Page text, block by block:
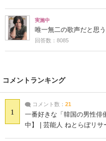
実施中
唯一無二の歌声だと思
回答数：8085
コメントランキング
1
コメント数： 21
一番好きな「韓国の男性俳
中】 | 芸能人 ねとらぼリサ